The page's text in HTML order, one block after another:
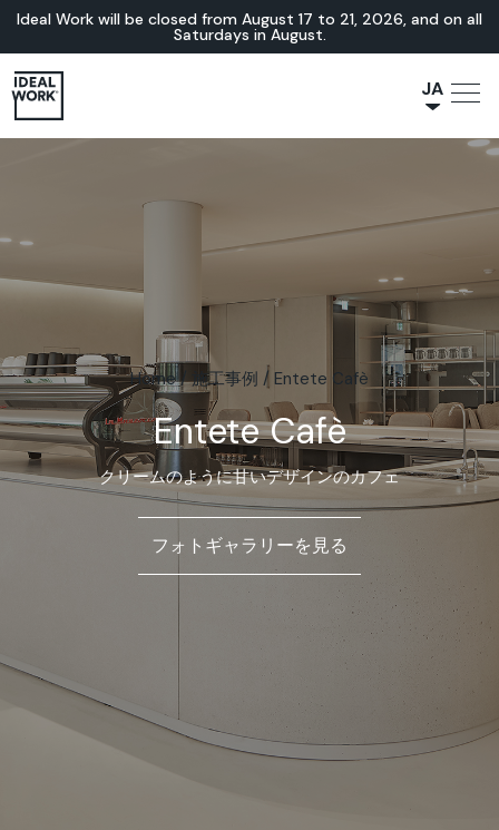
Ideal Work will be closed from August 17 to 21, 2026, and on all
Saturdays in August.
JA
DE
Home/施工事例 / Entete Cafè
Entete Cafè
クリームのように甘いデザインのカフェ
フォトギャラリーを見る